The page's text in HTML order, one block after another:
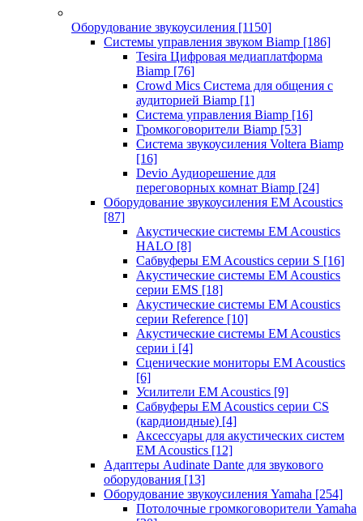
Оборудование звукоусиления [1150]
Системы управления звуком Biamp [186]
Tesira Цифровая медиаплатформа
Biamp [76]
Crowd Mics Система для общения с
аудиторией Biamp [1]
Система управления Biamp [16]
Громкоговорители Biamp [53]
Система звукоусиления Voltera Biamp
[16]
Devio Аудиорешение для
переговорных комнат Biamp [24]
Оборудование звукоусиления EM Acoustics
[87]
Акустические системы EM Acoustics
HALO [8]
Сабвуферы EM Acoustics серии S [16]
Акустические системы EM Acoustics
серии EMS [18]
Акустические системы EM Acoustics
серии Reference [10]
Акустические системы EM Acoustics
серии i [4]
Сценические мониторы EM Acoustics
[6]
Усилители EM Acoustics [9]
Сабвуферы EM Acoustics серии CS
(кардиоидные) [4]
Аксессуары для акустических систем
EM Acoustics [12]
Адаптеры Audinate Dante для звукового
оборудования [13]
Оборудование звукоусиления Yamaha [254]
Потолочные громкоговорители Yamaha